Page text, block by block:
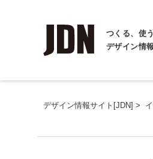
つくる、使
デザイン情
デザイン情報サイト[JDN] >